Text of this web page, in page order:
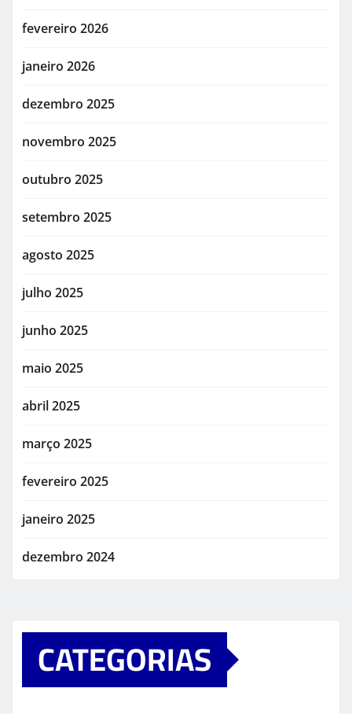
fevereiro 2026
janeiro 2026
dezembro 2025
novembro 2025
outubro 2025
setembro 2025
agosto 2025
julho 2025
junho 2025
maio 2025
abril 2025
março 2025
fevereiro 2025
janeiro 2025
dezembro 2024
CATEGORIAS